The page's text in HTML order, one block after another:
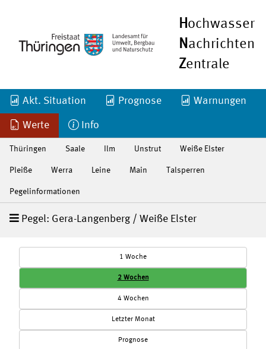
Hochwasser
Nachrichten
Zentrale
Akt. Situation Prognose Warnungen
Werte Info
Thüringen Saale Ilm Unstrut Weiße Elster
Pleiße Werra Leine Main Talsperren
Pegelinformationen
Pegel: Gera-Langenberg / Weiße Elster
1 Woche
2 Wochen
4 Wochen
Letzter Monat
Prognose